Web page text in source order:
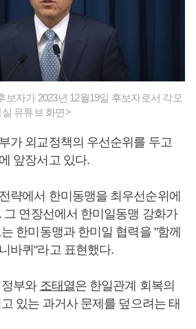
보자가 2023년 12월19일 후보자로서 각오
유튜브 화면>
가 외교정책의 우선순위를 두고
앞장서고 있다.
략에서 한미동맹을 최우선순위에
그 연장선에서 한미일동맹 강화가
한미동맹과 한미일 협력을 "함께
바퀴"라고 표현했다.
정부와 조태열은 한일관계 회복의
있는 과거사 문제를 덮으려는 태